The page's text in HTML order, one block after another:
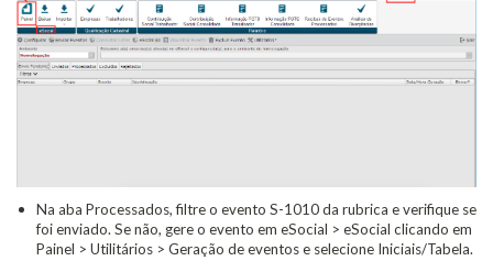
Na aba Processados, filtre o evento S-1010 da rubrica e verifique se
foi enviado. Se não, gere o evento em eSocial > eSocial clicando em
Painel > Utilitários > Geração de eventos e selecione Iniciais/Tabela.